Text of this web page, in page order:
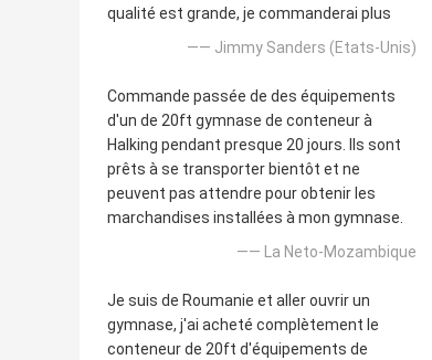
qualité est grande, je commanderai plus
—— Jimmy Sanders (Etats-Unis)
Commande passée de des équipements
d'un de 20ft gymnase de conteneur à
Halking pendant presque 20 jours. Ils sont
prêts à se transporter bientôt et ne
peuvent pas attendre pour obtenir les
marchandises installées à mon gymnase.
—— La Neto-Mozambique
Je suis de Roumanie et aller ouvrir un
gymnase, j'ai acheté complètement le
conteneur de 20ft d'équipements de